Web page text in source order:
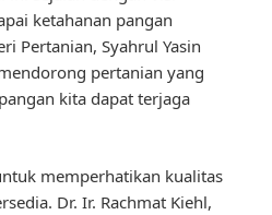
ketahanan pangan
Pertanian, Syahrul Yasin
pertanian yang
kita dapat terjaga
memperhatikan kualitas
Dr. Ir. Rachmat Kiehl,